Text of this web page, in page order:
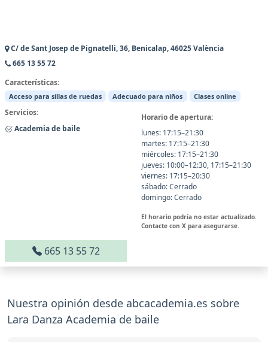
C/ de Sant Josep de Pignatelli, 36, Benicalap, 46025 València
665 13 55 72
Características:
Acceso para sillas de ruedas Adecuado para niños Clases online
Servicios:
Academia de baile
Horario de apertura:
lunes: 17:15–21:30
martes: 17:15–21:30
miércoles: 17:15–21:30
jueves: 10:00–12:30, 17:15–21:30
viernes: 17:15–20:30
sábado: Cerrado
domingo: Cerrado
El horario podría no estar actualizado.
Contacte con X para asegurarse.
665 13 55 72
Nuestra opinión desde abcacademia.es sobre
Lara Danza Academia de baile